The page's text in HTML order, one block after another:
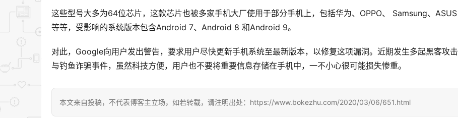
这些型号大多为64位芯片，这款芯片也被多家手机大厂使用于部分手机上，包括华为、OPPO、 Samsung、ASUS
等等，受影响的系统版本包含Android 7、Android 8 和Android 9。
对此，Google向用户发出警告，要求用户尽快更新手机系统至最新版本，以修复这项漏洞。近期发生多起黑客攻击
与钓鱼诈骗事件，虽然科技方便，用户也不要将重要信息存储在手机中，一不小心很可能损失惨重。
本文来自投稿，不代表博客主立场，如若转载，请注明出处：https://www.bokezhu.com/2020/03/06/651.html